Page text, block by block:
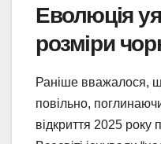
Еволюція
розміри
Раніше вважалося,
повільно,
відкриття 2025